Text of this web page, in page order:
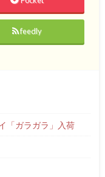
feedly
「ガラガラ」入荷